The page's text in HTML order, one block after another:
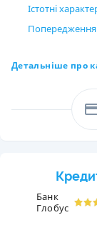
Істотні
Попередження
Детальніше про
Банк
Глобус